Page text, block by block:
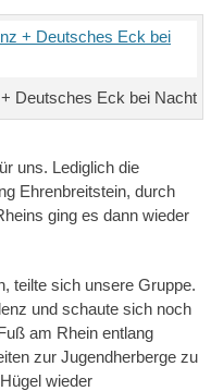
Deutsches Eck bei Nacht
uns. Lediglich die
Ehrenbreitstein, durch
ging es dann wieder
teilte sich unsere Gruppe.
und schaute sich noch
am Rhein entlang
zur Jugendherberge zu
wieder